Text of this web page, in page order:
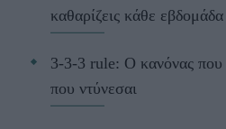
καθαρίζεις κάθε εβδομάδα
3-3-3 rule: Ο κανόνας που
που ντύνεσαι